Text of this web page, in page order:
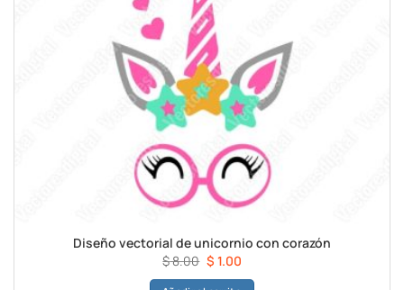
Diseño vectorial de unicornio con corazón
$8.00 El
precio
$ 1.00El
precio